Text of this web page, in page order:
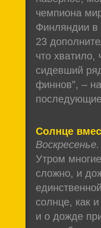
чемпиона
Финляндии в
23
что хватило,
сидевший
финнов”, –
Солнце
Утром
сложно, и
солнце, как
и о дожде